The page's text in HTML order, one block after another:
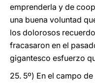
emprenderla y de
una buena voluntad
los dolorosos
fracasaron en el
gigantesco esfuerzo
25. 5º) En el campo